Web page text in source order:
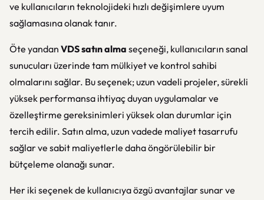
ve kullanıcıların teknolojideki hızlı değişimlere uyum
sağlamasına olanak tanır.
Öte yandan VDS satın alma seçeneği, kullanıcıların sanal
sunucuları üzerinde tam mülkiyet ve kontrol sahibi
olmalarını sağlar. Bu seçenek; uzun vadeli projeler, sürekli
yüksek performansa ihtiyaç duyan uygulamalar ve
özelleştirme gereksinimleri yüksek olan durumlar için
tercih edilir. Satın alma, uzun vadede maliyet tasarrufu
sağlar ve sabit maliyetlerle daha öngörülebilir bir
bütçeleme olanağı sunar.
Her iki seçenek de kullanıcıya özgü avantajlar sunar ve